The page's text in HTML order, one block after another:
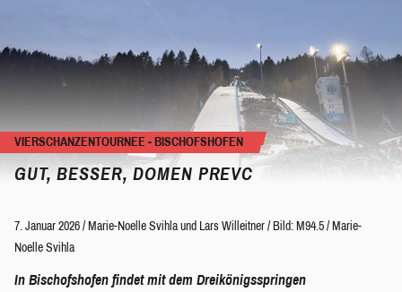
VIERSCHANZENTOURNEE - BISCHOFSHOFEN
GUT, BESSER, DOMEN PREVC
7. Januar 2026 / Marie-Noelle Svihla und Lars Willeitner / Bild: M94.5 / Marie-
Noelle Svihla
In Bischofshofen findet mit dem Dreikönigsspringen